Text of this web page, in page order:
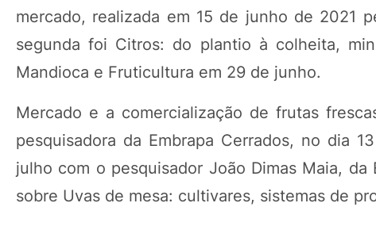
mercado, realizada em 15 de junho de 2021
segunda foi Citros: do plantio à colheita,
Mandioca e Fruticultura em 29 de junho.
Mercado e a comercialização de frutas
pesquisadora da Embrapa Cerrados, no dia
julho com o pesquisador João Dimas Maia,
sobre Uvas de mesa: cultivares, sistemas de